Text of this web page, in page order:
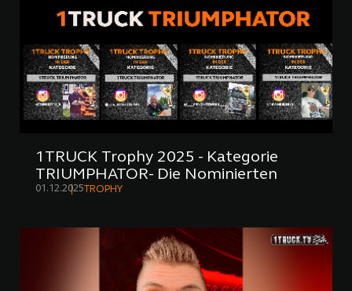
1TRUCK Trophy 2025 - Kategorie
TRIUMPHATOR- Die Nominierten
01.12.2025 TROPHY